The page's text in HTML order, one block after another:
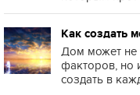
Как создать
Дом может не
факторов, но
создать в